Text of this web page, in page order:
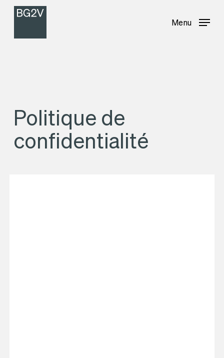
Skip
main
Menu
Politique de
confidentialité